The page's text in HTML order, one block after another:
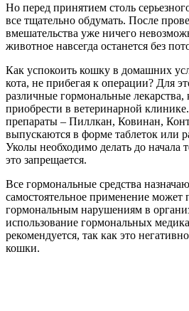
Но перед принятием столь
все тщательно обдумать. После
вмешательства уже ничего
животное навсегда останется без
Как успокоить кошку в домашних
кота, не прибегая к операции? Для
различные гормональные
приобрести в ветеринарной
препараты – Пиллкан, Ковинан,
выпускаются в форме таблеток или
Уколы необходимо делать до начала
это запрещается.
Все гормональные средства
самостоятельное применение может
гормональным нарушениям в
использование гормональных
рекомендуется, так как это
кошки.